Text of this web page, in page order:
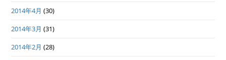
2014年4月 (30)
2014年3月 (31)
2014年2月 (28)